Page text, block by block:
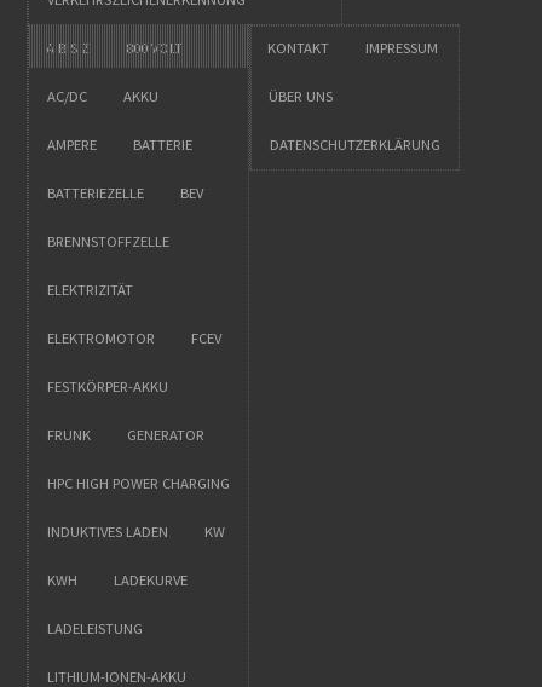
A BIS Z 800 VOLT
AC/DC AKKU
AMPERE BATTERIE
BATTERIEZELLE BEV
BRENNSTOFFZELLE
ELEKTRIZITÄT
ELEKTROMOTOR FCEV
FESTKÖRPER-AKKU
FRUNK GENERATOR
HPC HIGH POWER CHARGING
INDUKTIVES LADEN KW
KWH LADEKURVE
LADELEISTUNG
LITHIUM-IONEN-AKKU
KONTAKT IMPRESSUM
ÜBER UNS
DATENSCHUTZERKLÄRUNG